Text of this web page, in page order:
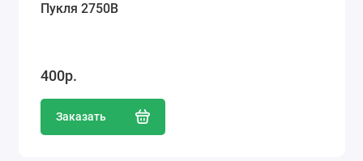
Пукля 2750В
400р.
Заказать